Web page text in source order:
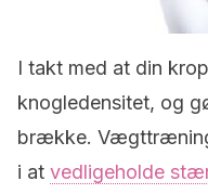
I takt med at din
knogledensitet, og
brække.
i at vedligeholde